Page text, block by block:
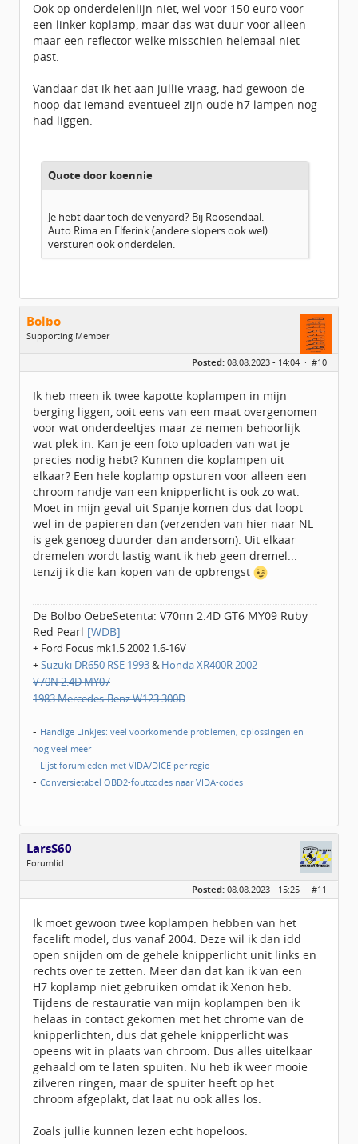
Ook op onderdelenlijn niet, wel voor 150 euro voor
een linker koplamp, maar das wat duur voor alleen
maar een reflector welke misschien helemaal niet
past.
Vandaar dat ik het aan jullie vraag, had gewoon de
hoop dat iemand eventueel zijn oude h7 lampen nog
had liggen.
Quote door koennie
Je hebt daar toch de venyard? Bij Roosendaal.
Auto Rima en Elferink (andere slopers ook wel)
versturen ook onderdelen.
Bolbo
Supporting Member
Berichten:
4850
Posted: 08.08.2023 - 14:04 · #10
Ik heb meen ik twee kapotte koplampen in mijn
berging liggen, ooit eens van een maat overgenomen
voor wat onderdeeltjes maar ze nemen behoorlijk
wat plek in. Kan je een foto uploaden van wat je
precies nodig hebt? Kunnen die koplampen uit
elkaar? Een hele koplamp opsturen voor alleen een
chroom randje van een knipperlicht is ook zo wat.
Moet in mijn geval uit Spanje komen dus dat loopt
wel in de papieren dan (verzenden van hier naar NL
is gek genoeg duurder dan andersom). Uit elkaar
dremelen wordt lastig want ik heb geen dremel...
tenzij ik die kan kopen van de opbrengst
De Bolbo OebeSetenta: V70nn 2.4D GT6 MY09 Ruby
Red Pearl [WDB]
+ Ford Focus mk1.5 2002 1.6-16V
+Suzuki DR650 RSE 1993&Honda XR400R 2002
V70N 2.4D MY07
1983 Mercedes-Benz W123 300D
- Handige Linkjes: veel voorkomende problemen, oplossingen en
nog veel meer
- Lijst forumleden met VIDA/DICE per regio
- Conversietabel OBD2-foutcodes naar VIDA-codes
LarsS60
Forumlid.
Geslacht:
n/a
Geregistreerd:07 / 2023
Posted: 08.08.2023 - 15:25 · #11
Ik moet gewoon twee koplampen hebben van het
facelift model, dus vanaf 2004. Deze wil ik dan idd
open snijden om de gehele knipperlicht unit links en
rechts over te zetten. Meer dan dat kan ik van een
H7 koplamp niet gebruiken omdat ik Xenon heb.
Tijdens de restauratie van mijn koplampen ben ik
helaas in contact gekomen met het chrome van de
knipperlichten, dus dat gehele knipperlicht was
opeens wit in plaats van chroom. Dus alles uitelkaar
gehaald om te laten spuiten. Nu heb ik weer mooie
zilveren ringen, maar de spuiter heeft op het
chroom afgeplakt, dat laat nu ook alles los.
Zoals jullie kunnen lezen echt hopeloos.